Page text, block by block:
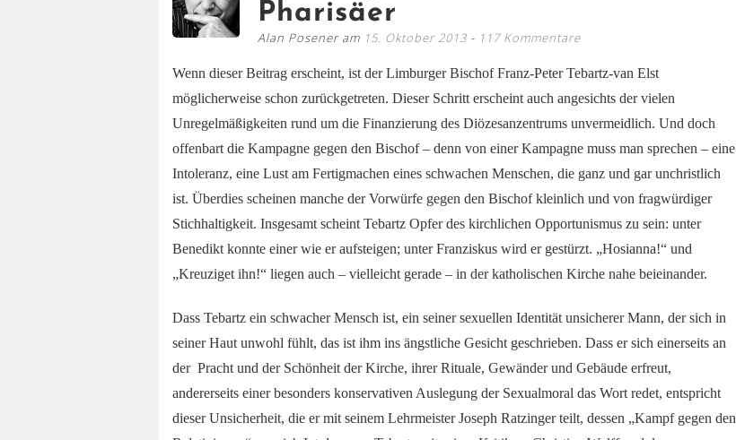
Pharisäer
Alan Posener am 15. Oktober 2013 117 Kommentare
Wenn dieser Beitrag erscheint, ist der Limburger Bischof Franz-Peter Tebartz-van Elst
möglicherweise schon zurückgetreten. Dieser Schritt erscheint auch angesichts der vielen
Unregelmäßigkeiten rund um die Finanzierung des Diözesanzentrums unvermeidlich. Und doch
offenbart die Kampagne gegen den Bischof – denn von einer Kampagne muss man sprechen – eine
Intoleranz, eine Lust am Fertigmachen eines schwachen Menschen, die ganz und gar unchristlich
ist. Überdies scheinen manche der Vorwürfe gegen den Bischof kleinlich und von fragwürdiger
Stichhaltigkeit. Insgesamt scheint Tebartz Opfer des kirchlichen Opportunismus zu sein: unter
Benedikt konnte einer wie er aufsteigen; unter Franziskus wird er gestürzt. „Hosianna!“ und
„Kreuziget ihn!“ liegen auch – vielleicht gerade – in der katholischen Kirche nahe beieinander.
Dass Tebartz ein schwacher Mensch ist, ein seiner sexuellen Identität unsicherer Mann, der sich in
seiner Haut unwohl fühlt, das ist ihm ins ängstliche Gesicht geschrieben. Dass er sich einerseits an
der Pracht und der Schönheit der Kirche, ihrer Rituale, Gewänder und Gebäude erfreut,
andererseits einer besonders konservativen Auslegung der Sexualmoral das Wort redet, entspricht
dieser Unsicherheit, die er mit seinem Lehrmeister Joseph Ratzinger teilt, dessen „Kampf gegen den